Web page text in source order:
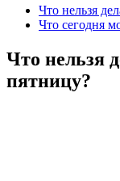
Что нельзя
Что сегодня
Что нельзя
пятницу?